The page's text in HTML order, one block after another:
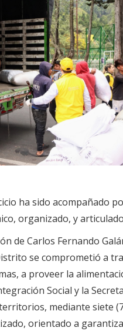
ha sido acompañado
organizado, y
de Carlos Fernando
se comprometió a
a proveer la
Social y la
mediante siete
orientado a